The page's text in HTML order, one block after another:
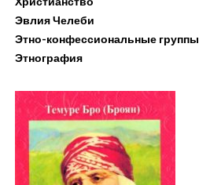
Эвлия Челеби
Этно-конфессиональные группы
Этнография